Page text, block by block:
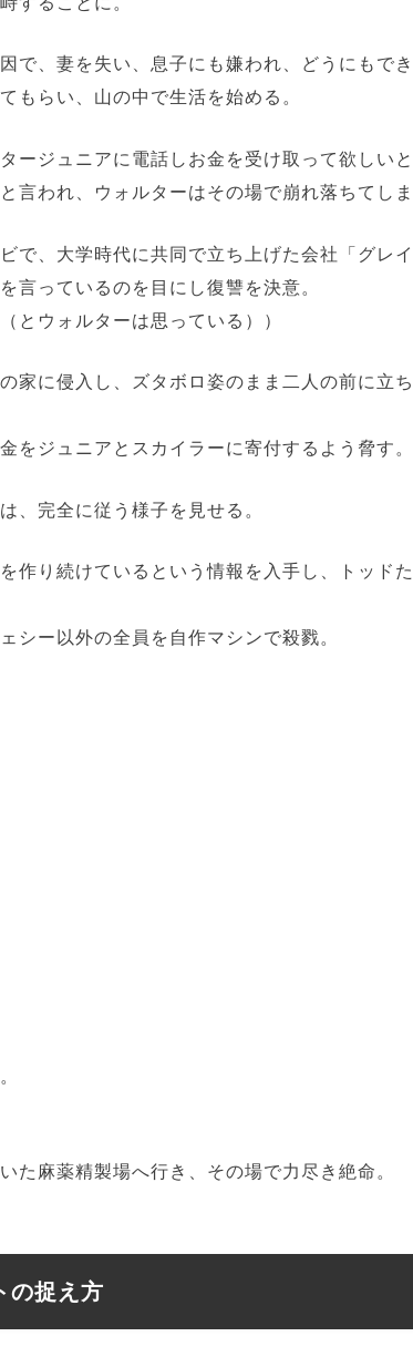
で、妻を失い、息子にも嫌われ、どうにもでき
もらい、山の中で生活を始める。
ージュニアに電話しお金を受け取って欲しいと
言われ、ウォルターはその場で崩れ落ちてしま
で、大学時代に共同で立ち上げた会社「グレ
言っているのを目にし復讐を決意。
とウォルターは思っている））
家に侵入し、ズタボロ姿のまま二人の前に立
をジュニアとスカイラーに寄付するよう脅す。
、完全に従う様子を見せる。
作り続けているという情報を入手し、トッド
シー以外の全員を自作マシンで殺戮。
た麻薬精製場へ行き、その場で力尽き絶命。
の捉え方